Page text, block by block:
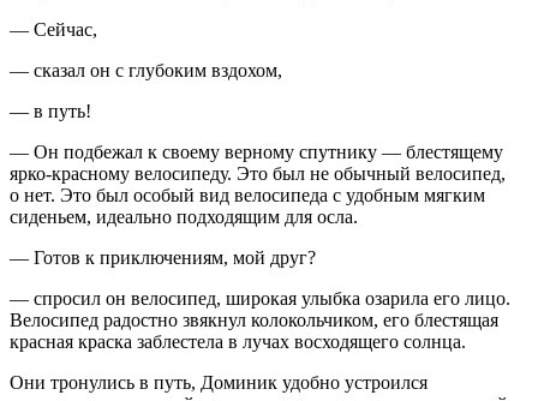
— Сейчас,
— сказал он с глубоким вздохом,
— в путь!
— Он подбежал к своему верному спутнику — блестящему
ярко-красному велосипеду. Это был не обычный велосипед,
о нет. Это был особый вид велосипеда с удобным мягким
сиденьем, идеально подходящим для осла.
— Готов к приключениям, мой друг?
— спросил он велосипед, широкая улыбка озарила его лицо.
Велосипед радостно звякнул колокольчиком, его блестящая
красная краска заблестела в лучах восходящего солнца.
Они тронулись в путь, Доминик удобно устроился